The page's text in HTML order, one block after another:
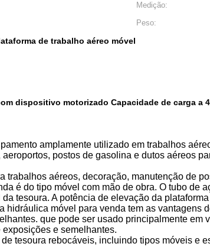
Medição:
Peso:
de trabalho aéreo móvel
dispositivo motorizado Capacidade de carga a
amplamente utilizado em trabalhos
postos de gasolina e dutos aéreos
trabalhos aéreos, decoração, manutenção de
é do tipo móvel com mão de obra. O tubo de
tesoura. A potência de elevação da
hidráulica móvel para venda tem as vantagens
que pode ser usado principalmente
e semelhantes.
tesoura rebocáveis, incluindo tipos móveis e